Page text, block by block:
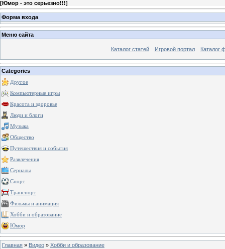
[Юмор - это серьезно!!!]
Форма входа
Меню сайта
Каталог статей Игровой портал Каталог
Categories
Другое
Компьютерные игры
Красота и здоровье
Люди и блоги
Музыка
Общество
Путешествия и события
Развлечения
Сериалы
Спорт
Транспорт
Фильмы и анимация
Хобби и образование
Юмор
Главная » Видео » Хобби и образование